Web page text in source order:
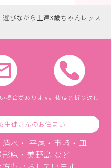
遊びながら上達3歳ちゃんレッス
場合があります。後ほど折り返し
生徒さんのお住まい
水・ 平尾・市崎・皿
原・美野島 など